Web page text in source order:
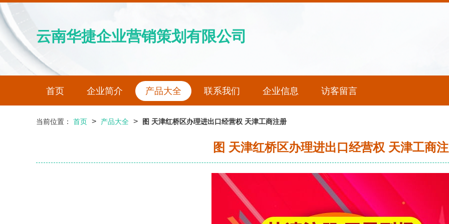
云南华捷企业营销策划有限公司
首页 企业简介 产品大全 联系我们 企业信息 访客留言
当前位置： 首页 > 产品大全 > 图 天津红桥区办理进出口经营权 天津工商注册
图 天津红桥区办理进出口经营权 天津工商